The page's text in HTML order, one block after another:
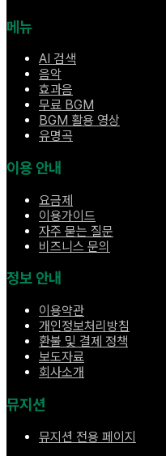
메뉴
AI 검색
음악
효과음
무료 BGM
BGM 활용 영상
유명곡
이용 안내
요금제
이용가이드
자주 묻는 질문
비즈니스 문의
정보 안내
이용약관
개인정보처리방침
환불 및 결제 정책
보도자료
회사소개
뮤지션
뮤지션 전용 페이지